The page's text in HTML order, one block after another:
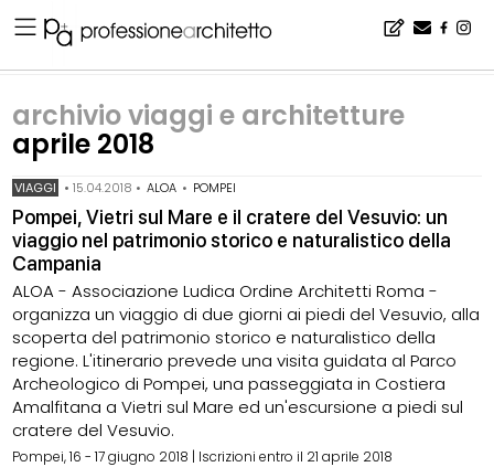
archivio viaggi e architetture
aprile 2018
VIAGGI •15.04.2018 • ALOA • POMPEI
Pompei, Vietri sul Mare e il cratere del Vesuvio: un
viaggio nel patrimonio storico e naturalistico della
Campania
ALOA - Associazione Ludica Ordine Architetti Roma -
organizza un viaggio di due giorni ai piedi del Vesuvio, alla
scoperta del patrimonio storico e naturalistico della
regione. L'itinerario prevede una visita guidata al Parco
Archeologico di Pompei, una passeggiata in Costiera
Amalfitana a Vietri sul Mare ed un'escursione a piedi sul
cratere del Vesuvio.
Pompei, 16 - 17 giugno 2018 | Iscrizioni entro il 21 aprile 2018